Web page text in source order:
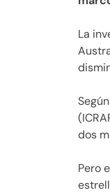
La
dos
Pero